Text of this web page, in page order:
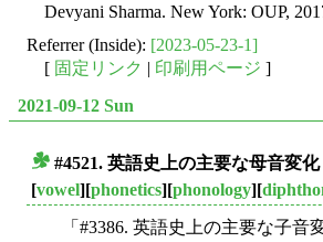
Devyani Sharma. New York: OUP,
Referrer (Inside): [2023-05-23-1]
[ 固定リンク | 印刷用ページ ]
2021-09-12 Sun
#4521. 英語史上の主要な母音変化
[vowel][phonetics][phonology][
「#3386. 英語史上の主要な子音